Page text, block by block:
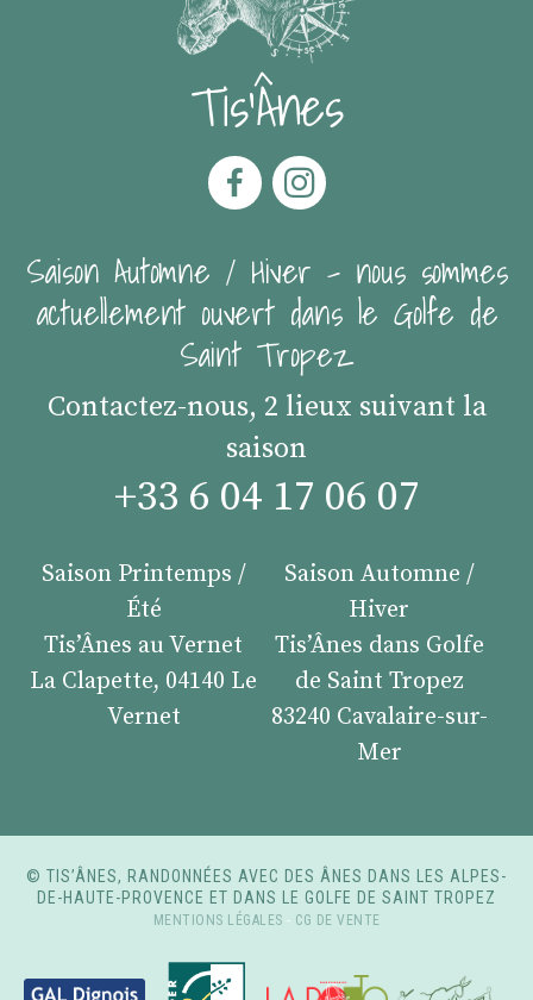
Tis'Ânes
Saison Automne / Hiver - nous sommes
actuellement ouvert dans le Golfe de
Saint Tropez
Contactez-nous, 2 lieux suivant la
saison
+33 6 04 17 06 07
Saison Printemps /
Été
Tis’Ânes au Vernet
La Clapette, 04140 Le
Vernet
Saison Automne /
Hiver
Tis’Ânes dans Golfe
de Saint Tropez
83240 Cavalaire-sur-
Mer
© TIS’ÂNES, RANDONNÉES AVEC DES ÂNES DANS LES ALPES-
DE-HAUTE-PROVENCE ET DANS LE GOLFE DE SAINT TROPEZ
MENTIONS LÉGALES - CG DE VENTE